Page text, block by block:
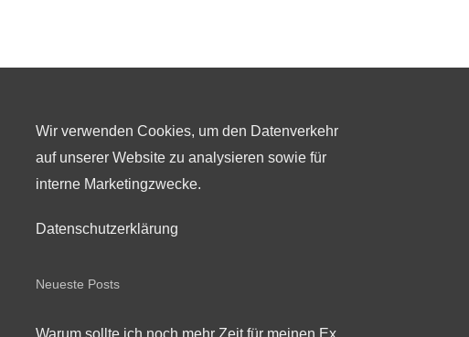
Wir verwenden Cookies, um den Datenverkehr
auf unserer Website zu analysieren sowie für
interne Marketingzwecke.
Datenschutzerklärung
Neueste Posts
Warum sollte ich noch mehr Zeit für meinen Ex